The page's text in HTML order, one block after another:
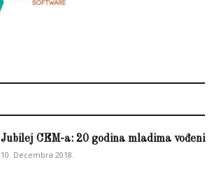
Jubilej CEM-a: 20 godina mladima vođeni
10. Decembra 2018.